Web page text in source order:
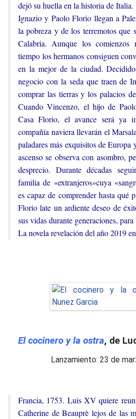
dejó su huella en la historia de Italia.
Ignazio y Paolo Florio llegan a
la pobreza y de los terremotos que
Calabria. Aunque los
tiempo los hermanos consiguen
en la mejor de la ciudad.
negocio con la seda que traen de
comprar las tierras y los palacios
Cuando Vincenzo, el hijo de
Casa Florio, el avance será ya
compañía naviera llevarán el
paladares más exquisitos de
ascenso se observa con asombro,
desprecio. Durante décadas
familia de «extranjeros»cuya
es capaz de comprender hasta qué
Florio late un ardiente deseo de
sus vidas durante generaciones,
La novela revelación del año 2019
El cocinero y la ostra, de
Lanzamiento: 23 de
Francia, 1753. Luis XV quiere
Catherine de Beauprè lejos de las